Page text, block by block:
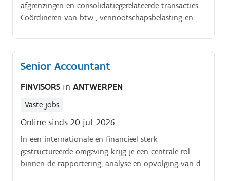
afgrenzingen en consolidatiegerelateerde transacties.
Coördineren van btw , vennootschapsbelasting en
Senior Accountant
FINVISORS in ANTWERPEN
Vaste jobs
Online sinds 20 jul. 2026
In een internationale en financieel sterk
gestructureerde omgeving krijg je een centrale rol
binnen de rapportering, analyse en opvolging van de